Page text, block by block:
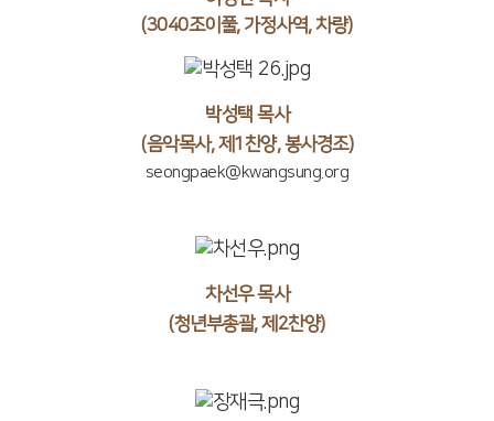
(3040조이풀, 가정사역, 차량)
박성택 목사
(음악목사, 제1찬양, 봉사경조)
seongpaek@kwangsung.org
차선우 목사
(청년부총괄, 제2찬양)